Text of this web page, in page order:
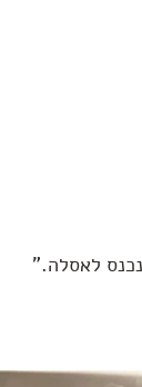
לאסלה.
"